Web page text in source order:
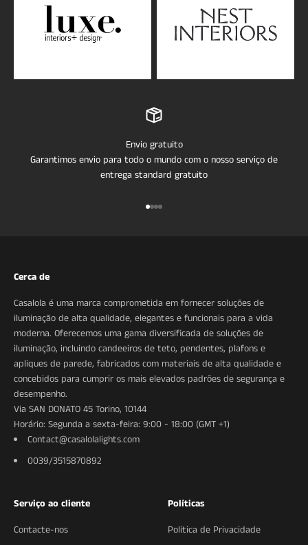
Envio gratuito
Garantimos envio para todo o mundo com o nosso serviço de
entrega standard gratuito
Cerca de
Casalola é uma marca comprometida em fornecer soluções de
iluminação de alta qualidade, elegantes e funcionais para a vida
moderna. Oferecemos uma gama diversificada de soluções de
iluminação, incluindo candeeiros de teto, pendentes, plafons e
apliques de parede, fabricados com materiais de alta qualidade e
concebidos para cumprir os mais elevados padrões de segurança e
desempenho.
Via SAN DONATO 45 Torino, 10144
Horário: Segunda a sexta-feira: 9:00 - 18:00 (GMT +1)
Contact@casalolalights.com
0039/3515870892
Serviço ao cliente
Contacte-nos
Políticas
Política de Privacidade